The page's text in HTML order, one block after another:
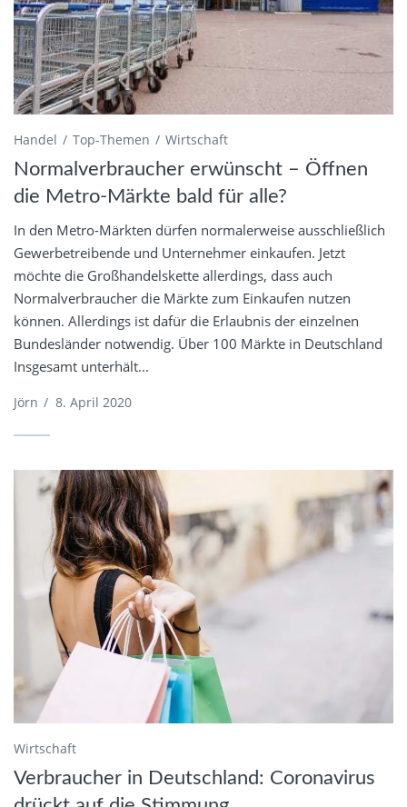
Handel Top-Themen Wirtschaft
Normalverbraucher erwünscht – Öffnen
die Metro-Märkte bald für alle?
In den Metro-Märkten dürfen normalerweise ausschließlich
Gewerbetreibende und Unternehmer einkaufen. Jetzt
möchte die Großhandelskette allerdings, dass auch
Normalverbraucher die Märkte zum Einkaufen nutzen
können. Allerdings ist dafür die Erlaubnis der einzelnen
Bundesländer notwendig. Über 100 Märkte in Deutschland
Insgesamt unterhält...
Jörn / 8. April 2020
Wirtschaft
Verbraucher in Deutschland: Coronavirus